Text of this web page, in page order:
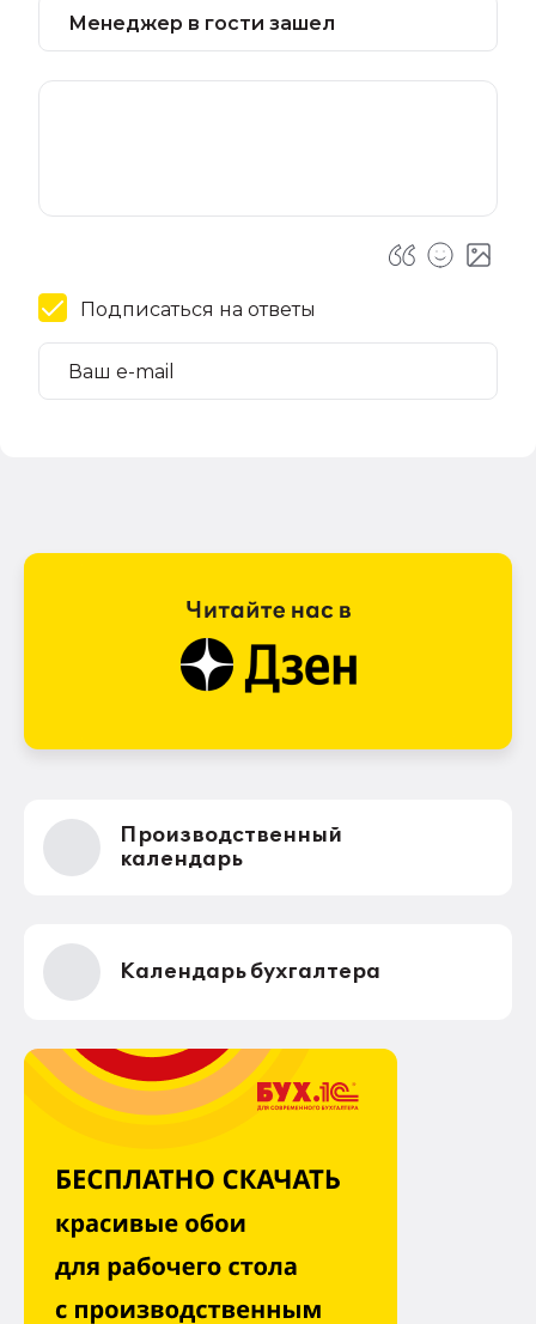
Подписаться на ответы
Производственный
календарь
Календарь бухгалтера